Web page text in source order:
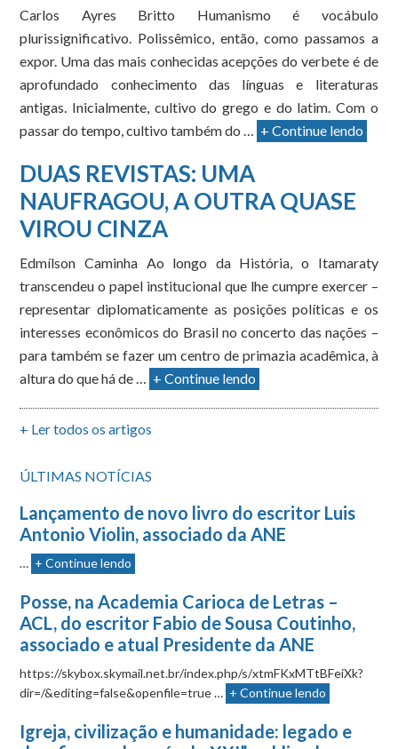
Carlos Ayres Britto Humanismo é vocábulo
plurissignificativo. Polissêmico, então, como passamos a
expor. Uma das mais conhecidas acepções do verbete é de
aprofundado conhecimento das línguas e literaturas
antigas. Inicialmente, cultivo do grego e do latim. Com o
passar do tempo, cultivo também do … + Continue lendo
DUAS REVISTAS: UMA
NAUFRAGOU, A OUTRA QUASE
VIROU CINZA
Edmílson Caminha Ao longo da História, o Itamaraty
transcendeu o papel institucional que lhe cumpre exercer –
representar diplomaticamente as posições políticas e os
interesses econômicos do Brasil no concerto das nações –
para também se fazer um centro de primazia acadêmica, à
altura do que há de … + Continue lendo
+ Ler todos os artigos
ÚLTIMAS NOTÍCIAS
Lançamento de novo livro do escritor Luis
Antonio Violin, associado da ANE
… + Continue lendo
Posse, na Academia Carioca de Letras –
ACL, do escritor Fabio de Sousa Coutinho,
associado e atual Presidente da ANE
https://skybox.skymail.net.br/index.php/s/xtmFKxMTtBFeiXk?
dir=/&editing=false&openfile=true … + Continue lendo
Igreja, civilização e humanidade: legado e